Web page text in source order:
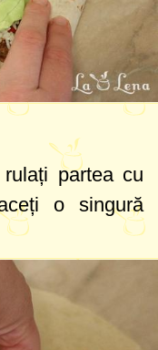
partea cu
o singură